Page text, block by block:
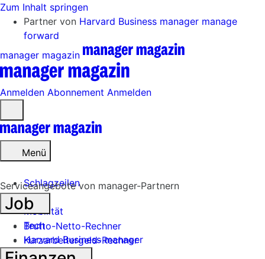
Zum Inhalt springen
Partner von Harvard Business manager manage
forward
manager magazin
Anmelden Abonnement Anmelden
öffnen
Menü
Schlagzeilen
Mobilität
Tech
Harvard Business manager
Handel
Serviceangebote von manager-Partnern
Job
Brutto-Netto-Rechner
Kurzarbeitergeld-Rechner